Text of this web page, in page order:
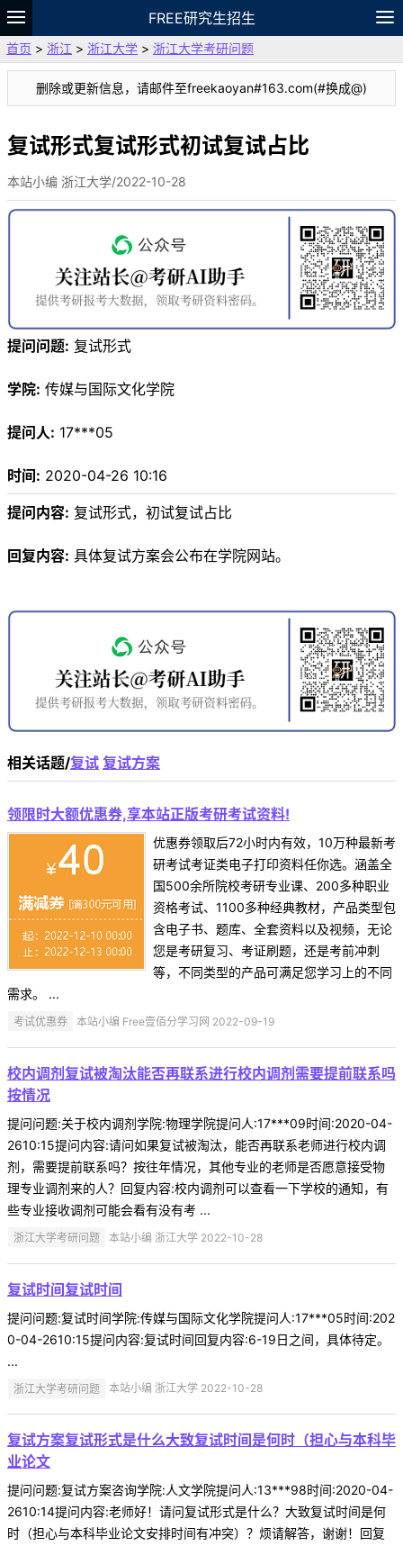
FREE研究生招生
题库
故事 专题 APP 笔记
VIP
资料
首页 > 浙江 > 浙江大学 > 浙江大学考研问题
删除或更新信息，请邮件至freekaoyan#163.com(#换成@)
复试形式复试形式初试复试占比
本站小编 浙江大学/2022-10-28
提问问题: 复试形式
学院: 传媒与国际文化学院
提问人: 17***05
时间: 2020-04-26 10:16
提问内容: 复试形式，初试复试占比
回复内容: 具体复试方案会公布在学院网站。
相关话题/复试 复试方案
领限时大额优惠券,享本站正版考研考试资料!
优惠券领取后72小时内有效，10万种最新考
研考试考证类电子打印资料任你选。涵盖全
国500余所院校考研专业课、200多种职业
资格考试、1100多种经典教材，产品类型包
含电子书、题库、全套资料以及视频，无论
您是考研复习、考证刷题，还是考前冲刺
等，不同类型的产品可满足您学习上的不同
需求。 ...
考试优惠券 本站小编 Free壹佰分学习网 2022-09-19
校内调剂复试被淘汰能否再联系进行校内调剂需要提前联系吗
按情况
提问问题:关于校内调剂学院:物理学院提问人:17***09时间:2020-04-
2610:15提问内容:请问如果复试被淘汰，能否再联系老师进行校内调
剂，需要提前联系吗？按往年情况，其他专业的老师是否愿意接受物
理专业调剂来的人？回复内容:校内调剂可以查看一下学校的通知，有
些专业接收调剂可能会看有没有考 ...
浙江大学考研问题 本站小编 浙江大学 2022-10-28
复试时间复试时间
提问问题:复试时间学院:传媒与国际文化学院提问人:17***05时间:202
0-04-2610:15提问内容:复试时间回复内容:6-19日之间，具体待定。
...
浙江大学考研问题 本站小编 浙江大学 2022-10-28
复试方案复试形式是什么大致复试时间是何时（担心与本科毕
业论文
提问问题:复试方案咨询学院:人文学院提问人:13***98时间:2020-04-
2610:14提问内容:老师好！请问复试形式是什么？大致复试时间是何
时（担心与本科毕业论文安排时间有冲突）？烦请解答，谢谢！回复